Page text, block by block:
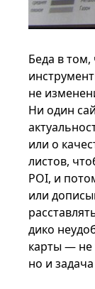
Беда в том,
не
Ни один
или о
листов,
POI, и
или
дико
карты — не
но и